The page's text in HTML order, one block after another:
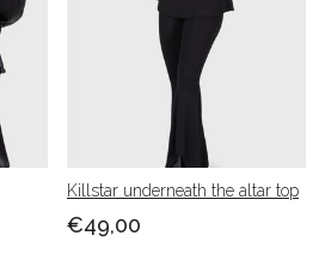
Killstar underneath the altar top
€49,00